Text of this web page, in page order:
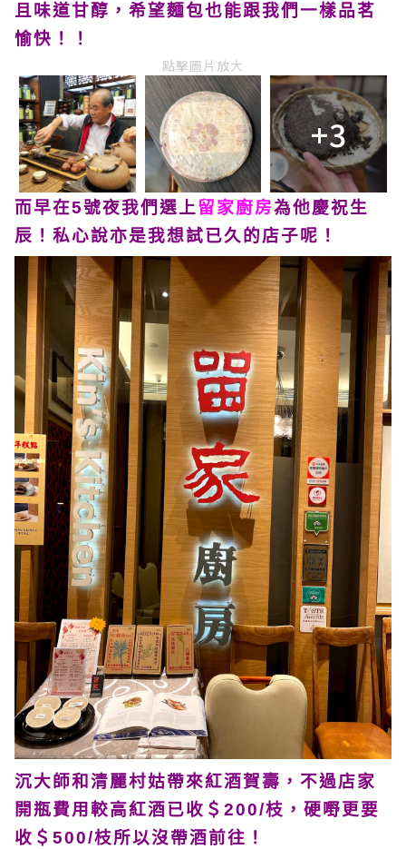
且味道甘醇，希望麵包也能跟我們一樣品茗
愉快！！
點擊圖片放大
+3
而早在5號夜我們選上留家廚房為他慶祝生
辰！私心說亦是我想試已久的店子呢！
沉大師和清麗村姑帶來紅酒賀壽，不過店家
開瓶費用較高紅酒已收＄200/枝，硬嘢更要
收＄500/枝所以沒帶酒前往！